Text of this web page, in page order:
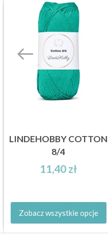
LINDEHOBBY COTTON
8/4
11,40 zł
Zobacz wszystkie opcje